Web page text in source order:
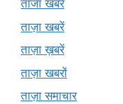
ताजा खबरें
ताज़ा खबरें
ताज़ा ख़बरें
ताज़ा खबरों
ताज़ा समाचार